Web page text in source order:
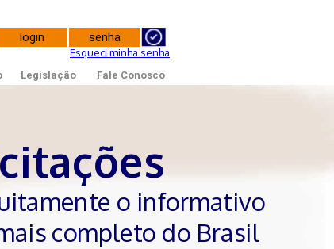
Esqueci minha senha
Legislação Fale Conosco
o informativo
completo do Brasil